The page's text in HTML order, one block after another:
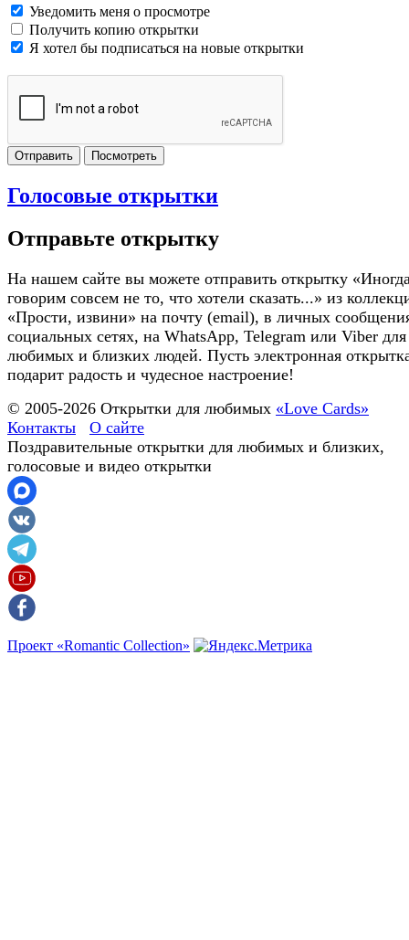
Уведомить меня о просмотре
Получить копию открытки
Я хотел бы подписаться на новые открытки
Отправить Посмотреть
Голосовые открытки
Отправьте открытку
На нашем сайте вы можете отправить открытку
говорим совсем не то, что хотели сказать...» из
«Прости, извини» на почту (email), в личных
социальных сетях, на WhatsApp, Telegram или Viber для
любимых и близких людей. Пусть электронная
подарит радость и чудесное настроение!
© 2005-2026 Открытки для любимых «Love Cards»
Контакты
О сайте
Поздравительные открытки для любимых и близких,
голосовые и видео открытки
Проект «Romantic Collection»